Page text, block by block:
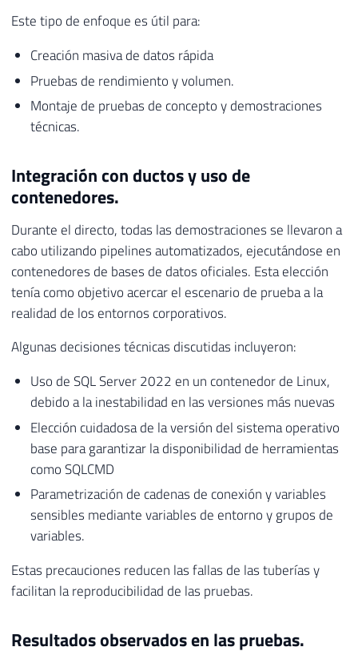
Este tipo de enfoque es útil para:
Creación masiva de datos rápida
Pruebas de rendimiento y volumen.
Montaje de pruebas de concepto y demostraciones
técnicas.
Integración con ductos y uso de
contenedores.
Durante el directo, todas las demostraciones se llevaron a
cabo utilizando pipelines automatizados, ejecutándose en
contenedores de bases de datos oficiales. Esta elección
tenía como objetivo acercar el escenario de prueba a la
realidad de los entornos corporativos.
Algunas decisiones técnicas discutidas incluyeron:
Uso de SQL Server 2022 en un contenedor de Linux,
debido a la inestabilidad en las versiones más nuevas
Elección cuidadosa de la versión del sistema operativo
base para garantizar la disponibilidad de herramientas
como SQLCMD
Parametrización de cadenas de conexión y variables
sensibles mediante variables de entorno y grupos de
variables.
Estas precauciones reducen las fallas de las tuberías y
facilitan la reproducibilidad de las pruebas.
Resultados observados en las pruebas.